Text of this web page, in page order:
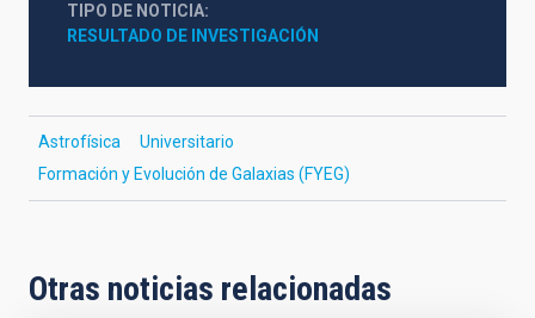
TIPO DE NOTICIA
RESULTADO DE INVESTIGACIÓN
Astrofísica
Universitario
Formación y Evolución de Galaxias (FYEG)
Otras noticias relacionadas